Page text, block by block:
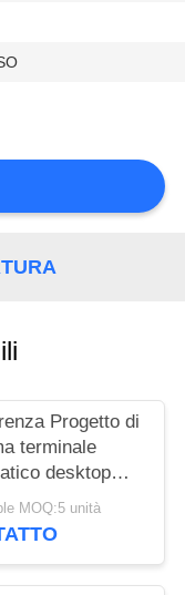
Progetto di
terminale
desktop
carta / schermo
riunioni
MOQ:5 unità